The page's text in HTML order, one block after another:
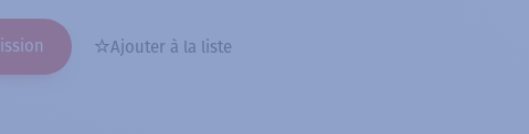
Ajouter à la liste